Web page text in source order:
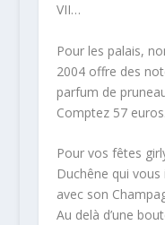
VII…
Pour les palais,
2004 offre des
parfum de
Comptez 57 euros.
Pour vos fêtes
Duchêne qui
avec son
Au delà d’une